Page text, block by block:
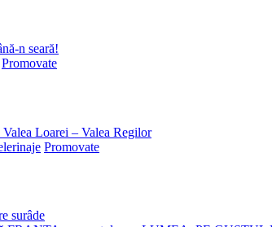
n seară!
Promovate
Valea Loarei – Valea Regilor
Promovate
surâde